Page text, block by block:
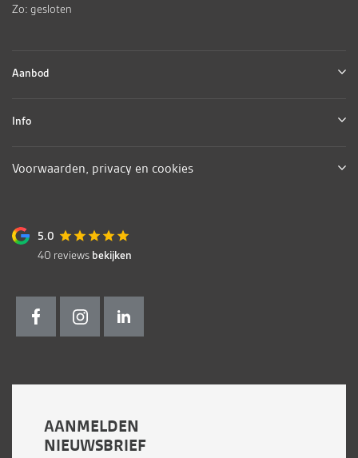
AANMELDEN
NIEUWSBRIEF
Zo: gesloten
Aanbod
Info
5.0
40 reviews bekijken
Voorwaarden, privacy en cookies